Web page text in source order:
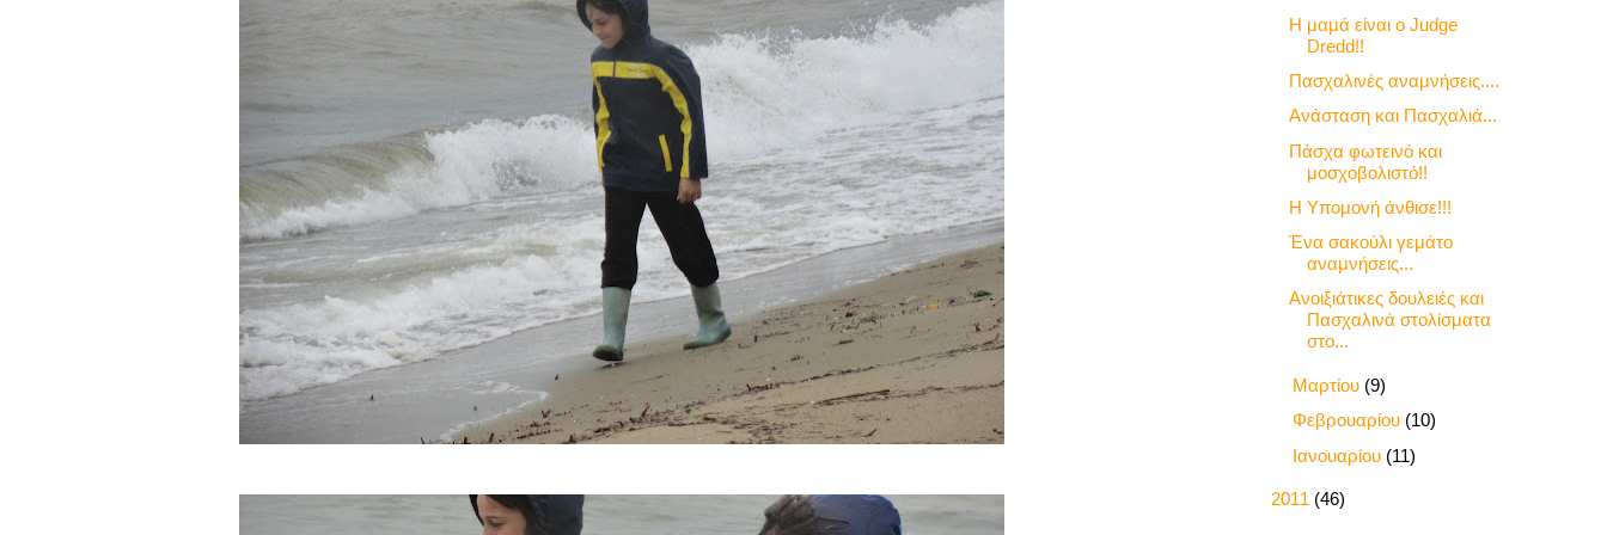
Η μαμά είναι ο Judge
Dredd!!
Πασχαλινές αναμνήσεις....
Ανάσταση και Πασχαλιά...
Πάσχα φωτεινό και
μοσχοβολιστό!!
Η Υπομονή άνθισε!!!
Ένα σακούλι γεμάτο
αναμνήσεις...
Ανοιξιάτικες δουλειές και
Πασχαλινά στολίσματα
στο...
Μαρτίου (9)
Φεβρουαρίου (10)
Ιανουαρίου (11)
2011 (46)